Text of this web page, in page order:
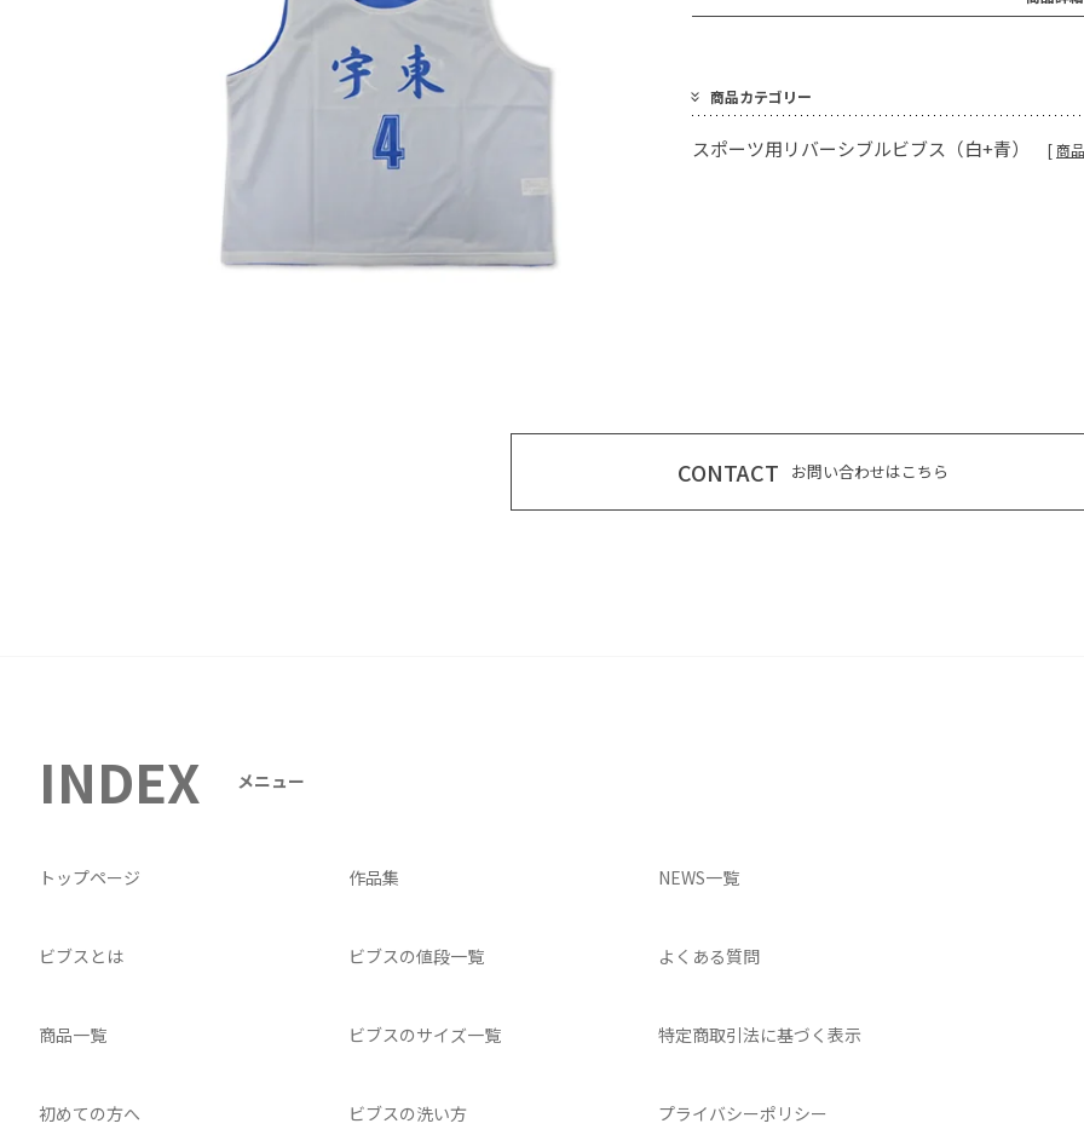
商品カテゴリー
スポーツ用リバーシブルビブス（白+青） [商
CONTACT お問い合わせはこちら
INDEX メニュー
トップページ
ビブスとは
商品一覧
初めての方へ
作品集
ビブスの値段一覧
ビブスのサイズ一覧
ビブスの洗い方
NEWS一覧
よくある質問
特定商取引法に基づく表示
プライバシーポリシー